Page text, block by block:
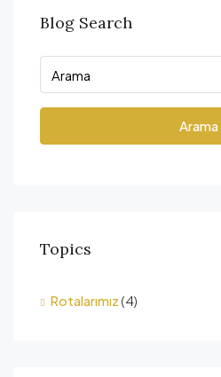
Blog Search
Arama
Topics
Rotalarımız (4)